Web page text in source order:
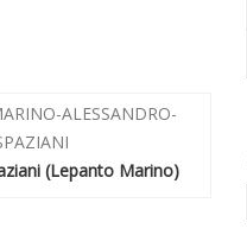
(Lepanto Marino)